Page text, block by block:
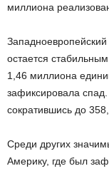
миллиона
остается
1,46 миллиона
зафиксировала
сократившись до
Среди других
Америку, где был